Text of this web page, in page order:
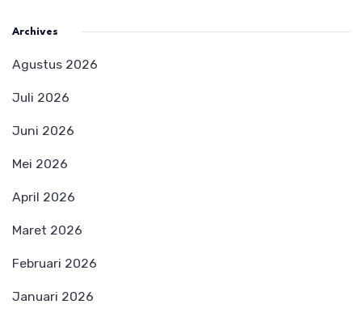
Archives
Agustus 2026
Juli 2026
Juni 2026
Mei 2026
April 2026
Maret 2026
Februari 2026
Januari 2026